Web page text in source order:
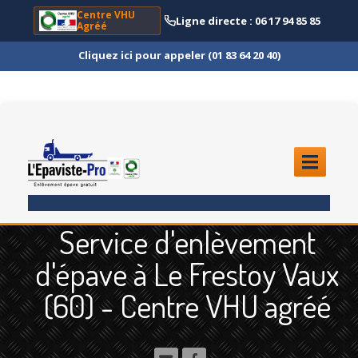
Centre VHU
Agréé
Ligne directe : 06 17 94 85 85
Cliquez ici pour appeler (01 83 64 20 40)
ENLÈVEMENTÉPAVE
Quoi ?
Scooteret Moto
Camion
et Poids Lourd
Service d'enlèvement
d'épave à Le Frestoy Vaux
(60) - Centre VHU agréé